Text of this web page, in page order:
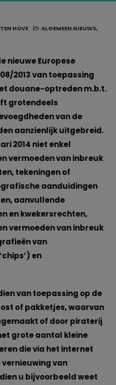
HOVE ALGEMEEN NIEUWS,
nieuwe Europese
2013 van toepassing
douane-optreden m.b.t.
grotendeels
van de
aanzienlijk uitgebreid.
2014 niet enkel
vermoeden van inbreuk
tekeningen of
aanduidingen
aanvullende
en kwekersrechten,
vermoeden van inbreuk
van
en
van toepassing op de
of pakketjes, waarvan
of door piraterij
grote aantal kleine
die via het internet
van
u bijvoorbeeld weet